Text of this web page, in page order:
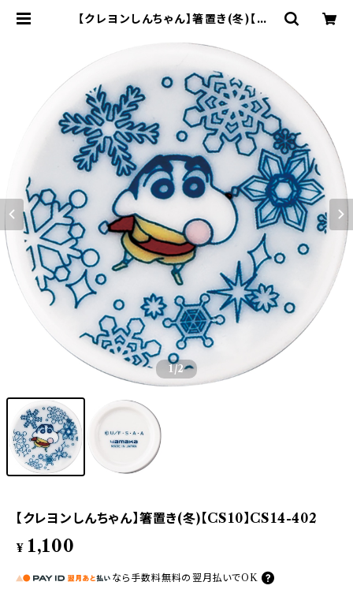
【クレヨンしんちゃん】箸置き(冬)【CS
l shop - 山加商店 公式オンライン
1/2
【クレヨンしんちゃん】箸置き(冬)【CS10】CS14-402
¥ 1,100
なら 手数料無料の 翌月払いでOK